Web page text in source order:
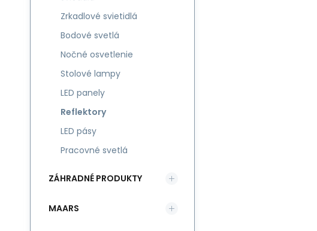
Zrkadlové svietidlá
Bodové svetlá
Nočné osvetlenie
Stolové lampy
LED panely
Reflektory
LED pásy
Pracovné svetlá
ZÁHRADNÉ PRODUKTY
MAARS